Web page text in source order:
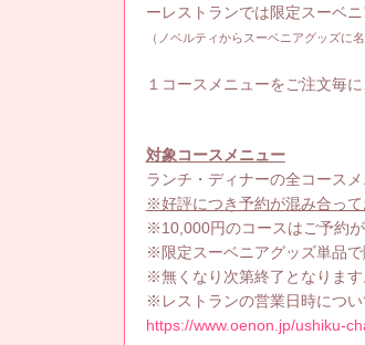
ーレストランでは限定スーベ
（ノベルティからスーベニアグッズに
１コースメニューをご注文毎
対象コースメニュー
ランチ・ディナーの全コース
※好評につき予約が混み合って
※10,000円のコースはご予約が
※限定スーベニアグッズ単品で
※無くなり次第終了となります
※レストランの営業日時につい
https://www.oenon.jp/ushiku-